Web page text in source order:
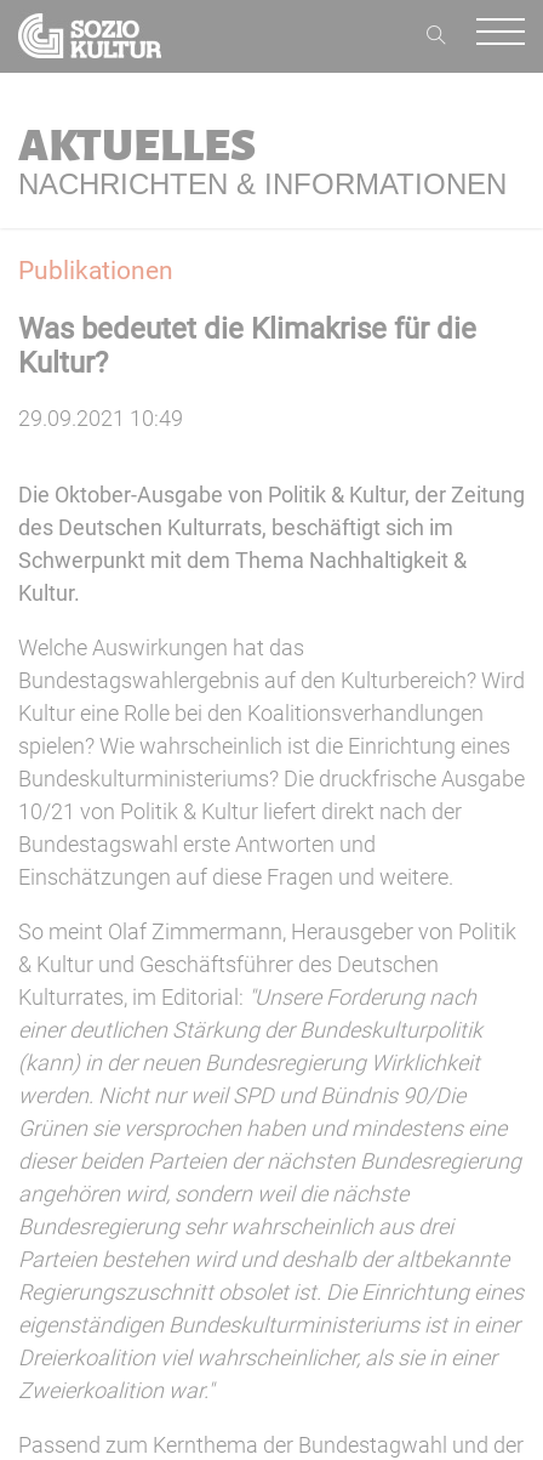
AKTUELLES
NACHRICHTEN & INFORMATIONEN
Publikationen
Was bedeutet die Klimakrise für die
Kultur?
29.09.2021 10:49
Die Oktober-Ausgabe von Politik & Kultur, der Zeitung
des Deutschen Kulturrats, beschäftigt sich im
Schwerpunkt mit dem Thema Nachhaltigkeit &
Kultur.
Welche Auswirkungen hat das
Bundestagswahlergebnis auf den Kulturbereich? Wird
Kultur eine Rolle bei den Koalitionsverhandlungen
spielen? Wie wahrscheinlich ist die Einrichtung eines
Bundeskulturministeriums? Die druckfrische Ausgabe
10/21 von Politik & Kultur liefert direkt nach der
Bundestagswahl erste Antworten und
Einschätzungen auf diese Fragen und weitere.
So meint Olaf Zimmermann, Herausgeber von Politik
& Kultur und Geschäftsführer des Deutschen
Kulturrates, im Editorial: "Unsere Forderung nach
einer deutlichen Stärkung der Bundeskulturpolitik
(kann) in der neuen Bundesregierung Wirklichkeit
werden. Nicht nur weil SPD und Bündnis 90/Die
Grünen sie versprochen haben und mindestens eine
dieser beiden Parteien der nächsten Bundesregierung
angehören wird, sondern weil die nächste
Bundesregierung sehr wahrscheinlich aus drei
Parteien bestehen wird und deshalb der altbekannte
Regierungszuschnitt obsolet ist. Die Einrichtung eines
eigenständigen Bundeskulturministeriums ist in einer
Dreierkoalition viel wahrscheinlicher, als sie in einer
Zweierkoalition war."
Passend zum Kernthema der Bundestagwahl und der